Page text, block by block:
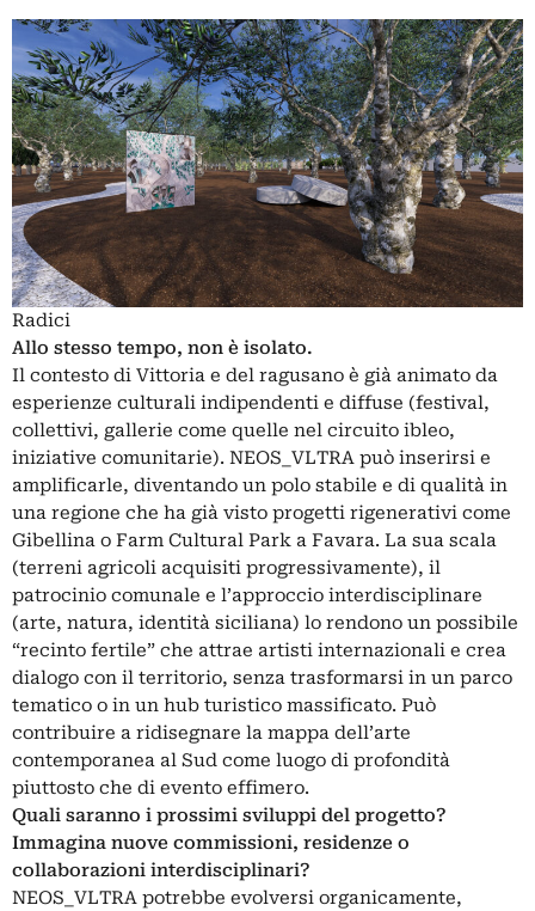
Radici
Allo stesso tempo, non è isolato.
Il contesto di Vittoria e del ragusano è già animato da
esperienze culturali indipendenti e diffuse (festival,
collettivi, gallerie come quelle nel circuito ibleo,
iniziative comunitarie). NEOS_VLTRA può inserirsi e
amplificarle, diventando un polo stabile e di qualità in
una regione che ha già visto progetti rigenerativi come
Gibellina o Farm Cultural Park a Favara. La sua scala
(terreni agricoli acquisiti progressivamente), il
patrocinio comunale e l’approccio interdisciplinare
(arte, natura, identità siciliana) lo rendono un possibile
“recinto fertile” che attrae artisti internazionali e crea
dialogo con il territorio, senza trasformarsi in un parco
tematico o in un hub turistico massificato. Può
contribuire a ridisegnare la mappa dell’arte
contemporanea al Sud come luogo di profondità
piuttosto che di evento effimero.
Quali saranno i prossimi sviluppi del progetto?
Immagina nuove commissioni, residenze o
collaborazioni interdisciplinari?
NEOS_VLTRA potrebbe evolversi organicamente,